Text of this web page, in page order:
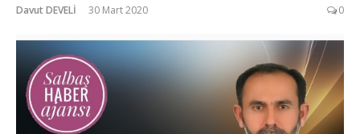
Davut DEVELİ 30 Mart 2020 0